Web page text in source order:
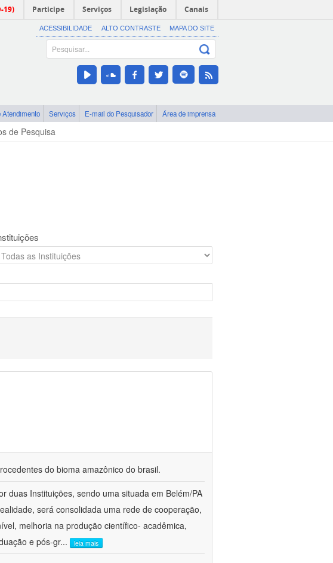
19) Participe Serviços Legislação Canais
ACESSIBILIDADE ALTO CONTRASTE MAPA DO SITE
Atendimento Serviços E-mail do Pesquisador Área de imprensa
de Pesquisa
do bioma amazônico do brasil.
duas Instituições, sendo uma situada em Belém/PA
será consolidada uma rede de cooperação,
melhoria na produção científico- acadêmica,
e pós-gr... leia mais